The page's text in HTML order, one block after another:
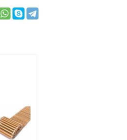
об оплате